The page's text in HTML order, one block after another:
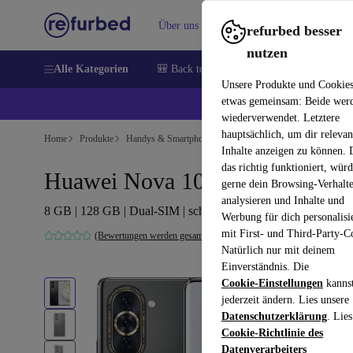
refurbed besser
nutzen
Unsere Produkte und
etwas gemeinsam: Beide
wiederverwendet. Letztere
hauptsächlich, um dir
Inhalte anzeigen zu können.
das richtig funktioniert,
gerne dein Browsing-
analysieren und Inhalte und
Werbung für dich
mit First- und Third-Party-
Natürlich nur mit deinem
Einverständnis. Die
Cookie-Einstellungen
jederzeit ändern. Lies unsere
Datenschutzerklärung.
Cookie-Richtlinie des
Datenverarbeiters
Über uns Verkaufen Hilfe
Alle Kategorien 🎒 Back to school
💰
Home Produkte Handys & Smartphones Huawei Handys
Huawei Nova 10
8 GB | 128 GB | Dual-SIM | schwarz
(Bewertungen werden gesammelt)